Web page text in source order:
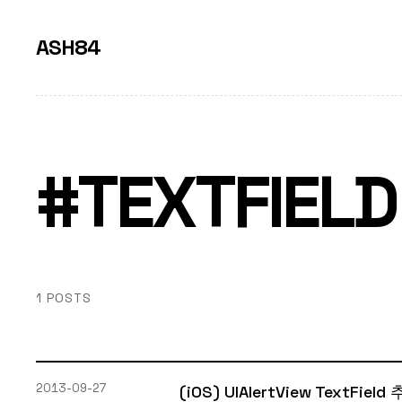
ASH84
#TEXTFIELD
1 POSTS
2013-09-27 (iOS) UIAlertView TextField